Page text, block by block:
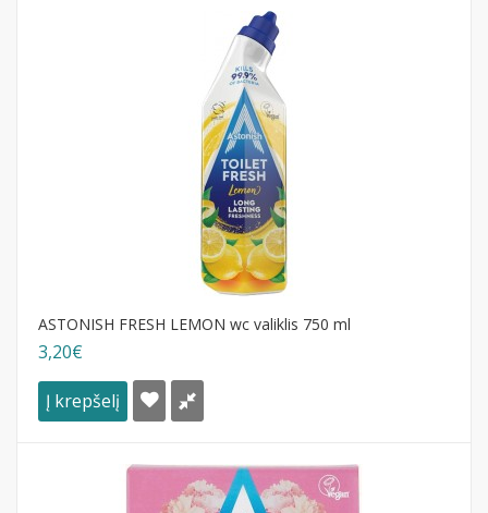
ASTONISH FRESH LEMON wc valiklis 750 ml
3,20€
Į krepšelį